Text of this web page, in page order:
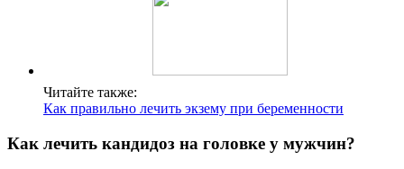
Читайте также:
Как правильно лечить экзему при беременности
Как лечить кандидоз на головке у мужчин?